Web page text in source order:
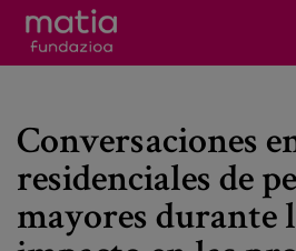
Servicios
Eventos
Contacto
Conversaciones
residenciales de
mayores durante